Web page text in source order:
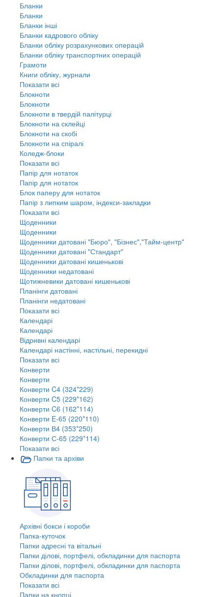
Бланки
Бланки
Бланки інші
Бланки кадрового обліку
Бланки обліку розрахункових операцій
Бланки обліку транспортних операцій
Грамоти
Книги обліку, журнали
Показати всі
Блокноти
Блокноти
Блокноти в твердій палітурці
Блокноти на склейці
Блокноти на скобі
Блокноти на спіралі
Коледж-блоки
Показати всі
Папір для нотаток
Папір для нотаток
Блок паперу для нотаток
Папір з липким шаром, індекси-закладки
Показати всі
Щоденники
Щоденники
Щоденники датовані "Бюро", "Бізнес","Тайм-центр"
Щоденники датовані "Стандарт"
Щоденники датовані кишенькові
Щоденники недатовані
Щотижневики датовані кишенькові
Планінги датовані
Планінги недатовані
Показати всі
Календарі
Календарі
Відривні календарі
Календарі настінні, настільні, перекидні
Показати всі
Конверти
Конверти
Конверти C4 (324*229)
Конверти C5 (229*162)
Конверти C6 (162*114)
Конверти E-65 (220*110)
Конверти В4 (353*250)
Конверти С-65 (229*114)
Показати всі
Папки та архіви
Архівні бокси і короби
Папка-куточок
Папки адресні та вітальні
Папки ділові, портфелі, обкладинки для паспорта
Папки ділові, портфелі, обкладинки для паспорта
Обкладинки для паспорта
Показати всі
Папки на кнопці